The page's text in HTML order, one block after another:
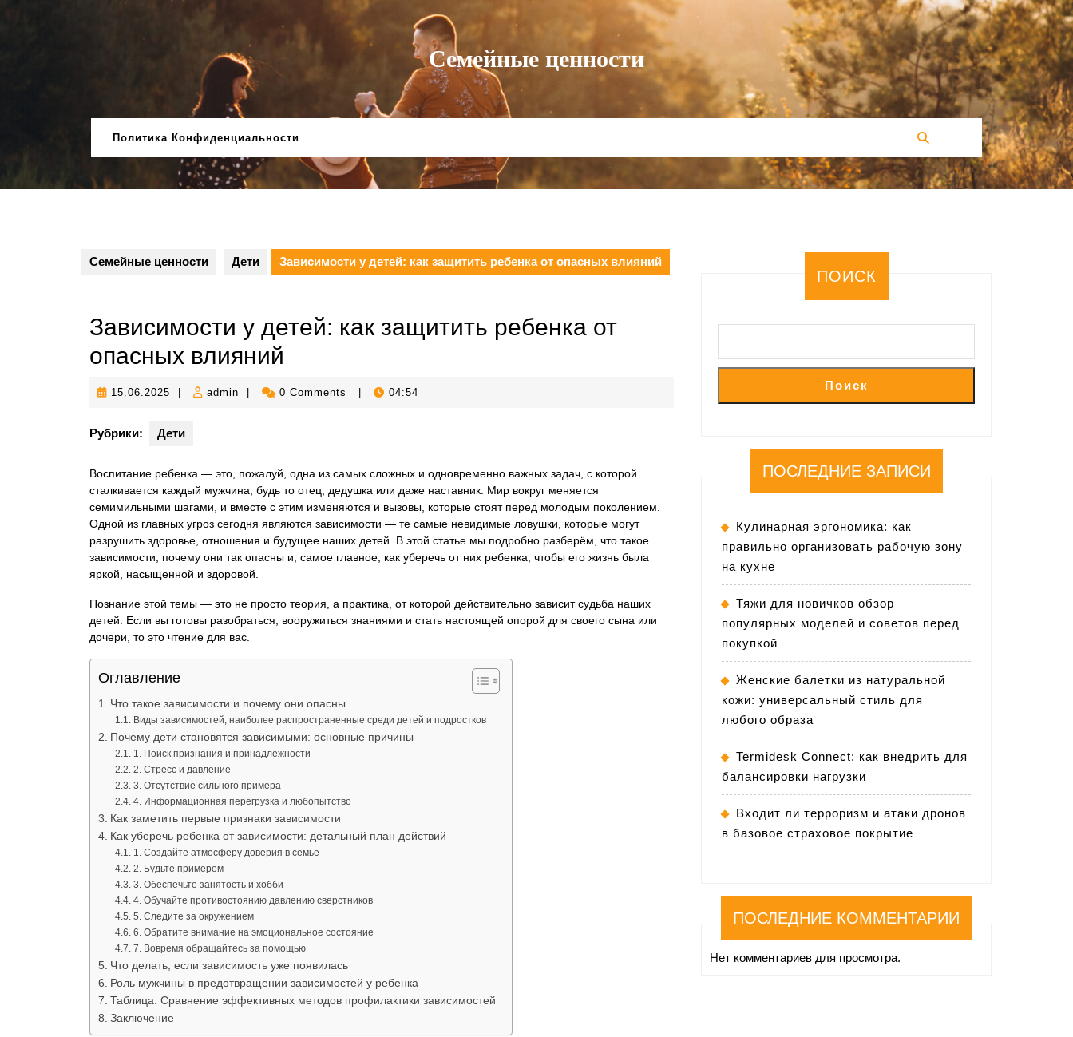
Семейные ценности
Политика Конфиденциальности
Семейные ценности Дети Зависимости у детей: как защитить ребенка от опасных влияний
Зависимости у детей: как защитить ребенка от
опасных влияний
15.06.2025 15.06.2025
admin admin 0 Comments 04:54
Рубрики: Дети
Воспитание ребенка — это, пожалуй, одна из самых сложных и одновременно важных задач, с которой
сталкивается каждый мужчина, будь то отец, дедушка или даже наставник. Мир вокруг меняется
семимильными шагами, и вместе с этим изменяются и вызовы, которые стоят перед молодым поколением.
Одной из главных угроз сегодня являются зависимости — те самые невидимые ловушки, которые могут
разрушить здоровье, отношения и будущее наших детей. В этой статье мы подробно разберём, что такое
зависимости, почему они так опасны и, самое главное, как уберечь от них ребенка, чтобы его жизнь была
яркой, насыщенной и здоровой.
Познание этой темы — это не просто теория, а практика, от которой действительно зависит судьба наших
детей. Если вы готовы разобраться, вооружиться знаниями и стать настоящей опорой для своего сына или
дочери, то это чтение для вас.
Оглавление
Что такое зависимости и почему они опасны
Виды зависимостей, наиболее распространенные среди детей и подростков
Почему дети становятся зависимыми: основные причины
1. Поиск признания и принадлежности
2. Стресс и давление
3. Отсутствие сильного примера
4. Информационная перегрузка и любопытство
Как заметить первые признаки зависимости
Как уберечь ребенка от зависимости: детальный план действий
1. Создайте атмосферу доверия в семье
2. Будьте примером
3. Обеспечьте занятость и хобби
4. Обучайте противостоянию давлению сверстников
5. Следите за окружением
6. Обратите внимание на эмоциональное состояние
7. Вовремя обращайтесь за помощью
Что делать, если зависимость уже появилась
Роль мужчины в предотвращении зависимостей у ребенка
Таблица: Сравнение эффективных методов профилактики зависимостей
Заключение
ПОИСК
Поиск
ПОСЛЕДНИЕ ЗАПИСИ
Кулинарная эргономика: как
правильно организовать рабочую зону
на кухне
Тяжи для новичков обзор
популярных моделей и советов перед
покупкой
Женские балетки из натуральной
кожи: универсальный стиль для
любого образа
Termidesk Connect: как внедрить для
балансировки нагрузки
Входит ли терроризм и атаки дронов
в базовое страховое покрытие
ПОСЛЕДНИЕ КОММЕНТАРИИ
Нет комментариев для просмотра.